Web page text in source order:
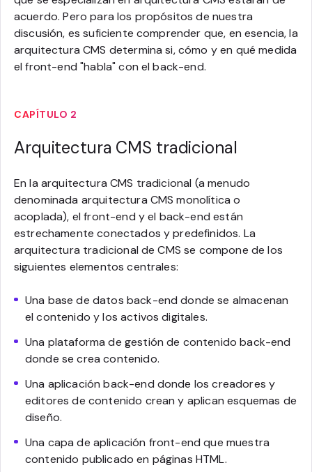
acuerdo. Pero para los propósitos de nuestra
discusión, es suficiente comprender que, en esencia, la
arquitectura CMS determina si, cómo y en qué medida
el front-end "habla" con el back-end.
CAPÍTULO 2
Arquitectura CMS tradicional
En la arquitectura CMS tradicional (a menudo
denominada arquitectura CMS monolítica o
acoplada), el front-end y el back-end están
estrechamente conectados y predefinidos. La
arquitectura tradicional de CMS se compone de los
siguientes elementos centrales:
Una base de datos back-end donde se almacenan
el contenido y los activos digitales.
Una plataforma de gestión de contenido back-end
donde se crea contenido.
Una aplicación back-end donde los creadores y
editores de contenido crean y aplican esquemas de
diseño.
Una capa de aplicación front-end que muestra
contenido publicado en páginas HTML.